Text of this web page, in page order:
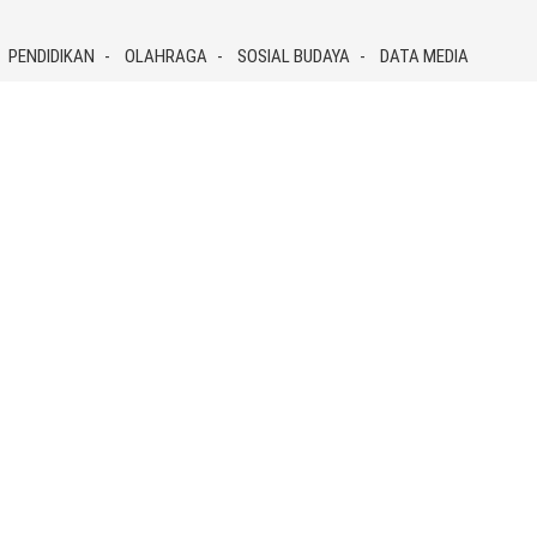
PENDIDIKAN OLAHRAGA SOSIAL BUDAYA DATA MEDIA